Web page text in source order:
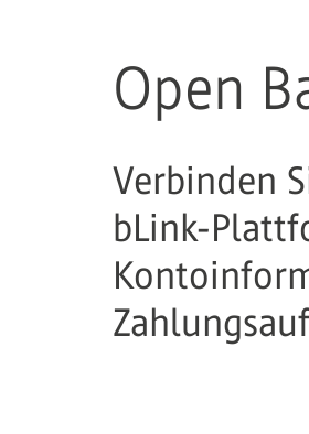
Open
Verbinden
bLink-